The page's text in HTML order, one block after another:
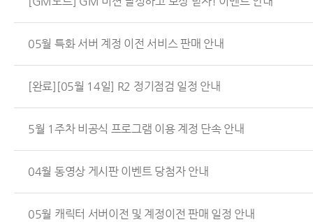
05월 특화 서버 계정 이전 서비스 판매 안내
[완료][05월 14일] R2 정기점검 일정 안내
5월 1주차 비공식 프로그램 이용 계정 단속 안내
04월 동영상 게시판 이벤트 당첨자 안내
05월 캐릭터 서버이전 및 계정이전 판매 일정 안내